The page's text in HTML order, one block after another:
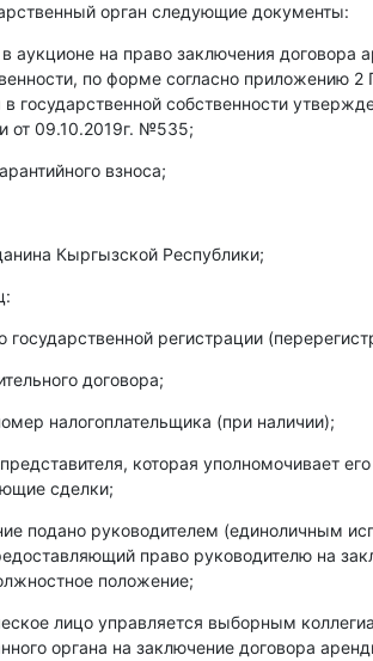
орган следующие документы:
аукционе на право заключения договора
по форме согласно приложению
государственной собственности
от 09.10.2019г. №535;
взноса;
Кыргызской Республики;
государственной регистрации
договора;
налогоплательщика (при наличии);
которая уполномочивает
сделки;
подано руководителем (единоличным
право руководителю на
положение;
лицо управляется выборным
органа на заключение договора